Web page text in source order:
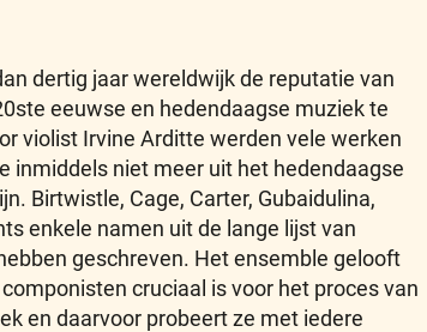
dertig jaar wereldwijk de reputatie van
eeuwse en hedendaagse muziek te
violist Irvine Arditte werden vele werken
inmiddels niet meer uit het hedendaagse
Birtwistle, Cage, Carter, Gubaidulina,
enkele namen uit de lange lijst van
geschreven. Het ensemble gelooft
cruciaal is voor het proces van
en daarvoor probeert ze met iedere